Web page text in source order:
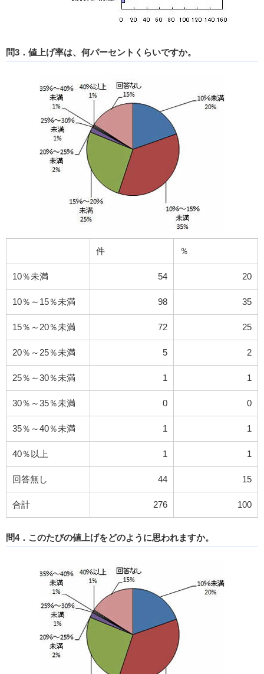
問3．値上げ率は、何パーセントくらいですか。
件 ％
10％未満 54 20
10％～15％未満 98 35
15％～20％未満 72 25
20％～25％未満 5 2
25％～30％未満 1 1
30％～35％未満 0 0
35％～40％未満 1 1
40％以上 1 1
回答無し 44 15
合計 276 100
問4．このたびの値上げをどのように思われますか。